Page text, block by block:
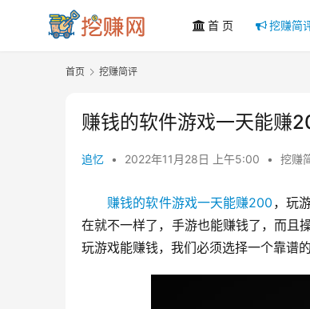
首 页 挖赚简
首页 挖赚简评
赚钱的软件游戏一天能赚
追忆 • 2022年11月28日 上午5:00 • 挖赚
赚钱的软件游戏一天能赚200 ，玩
在就不一样了，手游也能赚钱了，而且
玩游戏能赚钱，我们必须选择一个靠谱